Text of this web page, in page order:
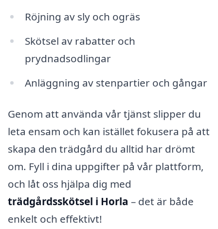
Röjning av sly och ogräs
Skötsel av rabatter och
prydnadsodlingar
Anläggning av stenpartier och gångar
Genom att använda vår tjänst slipper du
leta ensam och kan istället fokusera på att
skapa den trädgård du alltid har drömt
om. Fyll i dina uppgifter på vår plattform,
och låt oss hjälpa dig med
trädgårdsskötsel i Horla – det är både
enkelt och effektivt!